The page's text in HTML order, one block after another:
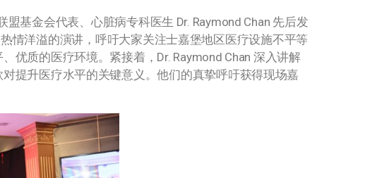
基金会代表、心脏病专科医生 Dr. Raymond Chan 先后发
情洋溢的演讲，呼吁大家关注士嘉堡地区医疗设施不平等
优质的医疗环境。紧接着，Dr. Raymond Chan 深入讲解
提升医疗水平的关键意义。他们的真挚呼吁获得现场嘉